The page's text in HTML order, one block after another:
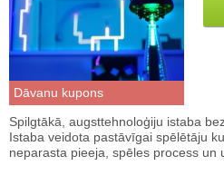
Dāvanu kupons
Spilgtākā, augsttehnoloģiju istaba
Istaba veidota pastāvīgai spēlētāju
neparasta pieeja, spēles process un